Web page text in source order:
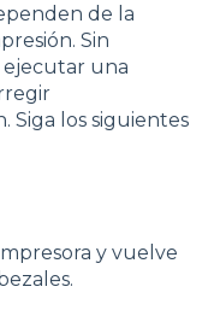
de la
Sin
ejecutar una
Siga los siguientes
y vuelve